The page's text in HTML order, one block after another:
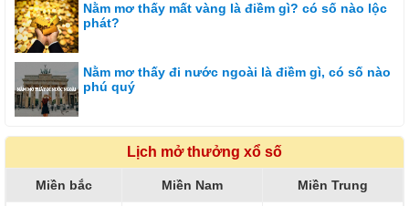
Nằm mơ thấy mất vàng là điềm gì? có số nào lộc
phát?
Nằm mơ thấy đi nước ngoài là điềm gì, có số nào
phú quý
Lịch mở thưởng xổ số
Miền bắc Miền Nam Miền Trung